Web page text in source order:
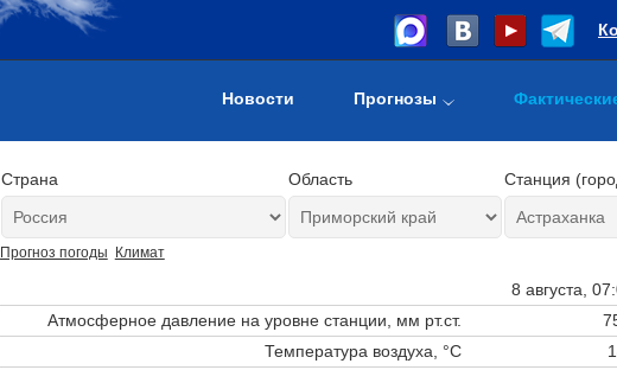
Новости Прогнозы
Страна Область Станция
Прогноз погоды Климат
8 августа,
Атмосферное давление на уровне станции, мм рт.ст.
Температура воздуха, °C